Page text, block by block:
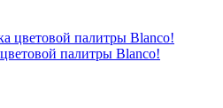
палитры Blanco!